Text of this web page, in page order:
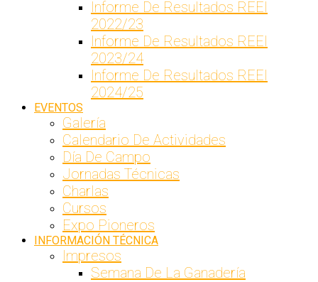
Informe De Resultados REEI
2022/23
Informe De Resultados REEI
2023/24
Informe De Resultados REEI
2024/25
EVENTOS
Galería
Calendario De Actividades
Día De Campo
Jornadas Técnicas
Charlas
Cursos
Expo Pioneros
INFORMACIÓN TÉCNICA
Impresos
Semana De La Ganadería